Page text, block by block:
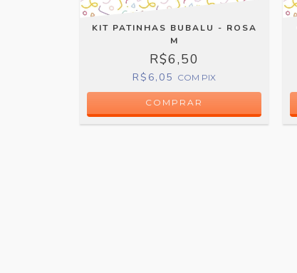
KIT PATINHAS BUBALU - ROSA
M
R$6,50
R$6,05 COM PIX